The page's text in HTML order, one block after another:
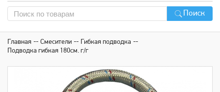
Поиск
Главная Смесители
Гибкая подводка
Подводка гибкая 180см. г/г